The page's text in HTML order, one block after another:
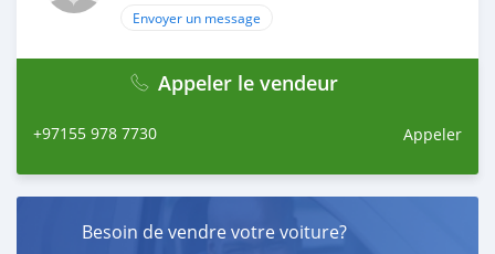
We p
Envoyer un message
Appeler le vendeur
+97155 978 7730 Appeler
Besoin de vendre votre voiture?